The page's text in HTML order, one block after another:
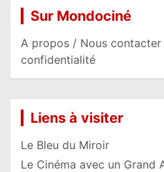
Sur Mondociné
A propos / Nous
confidentialité
Liens à visiter
Le Bleu du Miroir
Le Cinéma avec un Grand